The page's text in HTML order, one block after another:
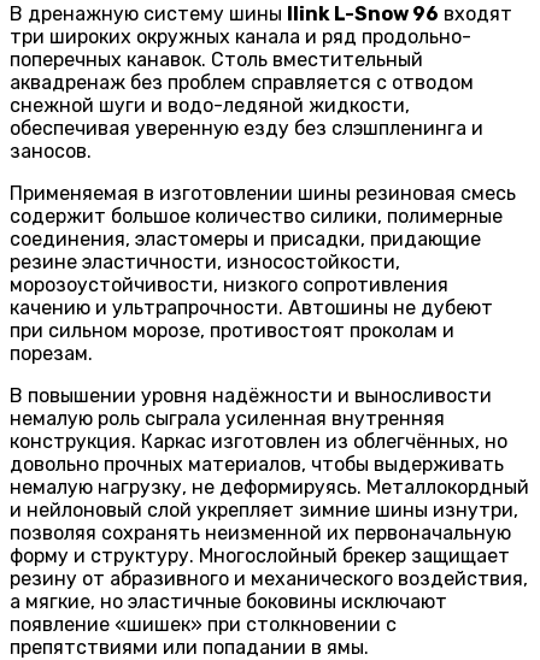
В дренажную систему шины Ilink L-Snow 96 входят
три широких окружных канала и ряд продольно-
поперечных канавок. Столь вместительный
аквадренаж без проблем справляется с отводом
снежной шуги и водо-ледяной жидкости,
обеспечивая уверенную езду без слэшпленинга и
заносов.
Применяемая в изготовлении шины резиновая смесь
содержит большое количество силики, полимерные
соединения, эластомеры и присадки, придающие
резине эластичности, износостойкости,
морозоустойчивости, низкого сопротивления
качению и ультрапрочности. Автошины не дубеют
при сильном морозе, противостоят проколам и
порезам.
В повышении уровня надёжности и выносливости
немалую роль сыграла усиленная внутренняя
конструкция. Каркас изготовлен из облегчённых, но
довольно прочных материалов, чтобы выдерживать
немалую нагрузку, не деформируясь. Металлокордный
и нейлоновый слой укрепляет зимние шины изнутри,
позволяя сохранять неизменной их первоначальную
форму и структуру. Многослойный брекер защищает
резину от абразивного и механического воздействия,
а мягкие, но эластичные боковины исключают
появление «шишек» при столкновении с
препятствиями или попадании в ямы.